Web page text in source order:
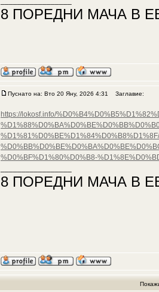
8 ПОРЕДНИ МАЧА В
Пуснато на: Вто 20 Яну, 2026 4:31 Заглавие:
https://lokosf.info/
%D0%BF%D1%80%D0%B8-
8 ПОРЕДНИ МАЧА В